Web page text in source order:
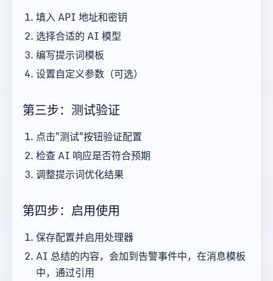
填入 API 地址和密钥
选择合适的 AI 模型
编写提示词模板
设置自定义参数（可选）
第三步：测试验证
点击"测试"按钮验证配置
检查 AI 响应是否符合预期
调整提示词优化结果
第四步：启用使用
保存配置并启用处理器
AI 总结的内容，会加到告警事件中，在消息模板
中，通过引用